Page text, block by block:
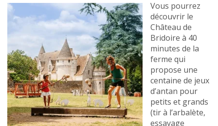
Vous pourrez
découvrir le
Château de
Bridoire à 40
minutes de la
ferme qui
propose une
centaine de jeux
d’antan pour
petits et grands
(tir à l’arbalète,
essayage